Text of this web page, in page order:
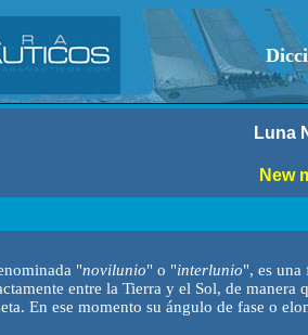
Luna
New
"novilunio" o "interlunio", es una
entre la Tierra y el Sol, de
En ese momento su ángulo de fase o